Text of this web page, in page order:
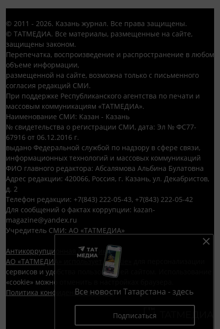
Все новости Татарстана - здесь
Подписаться
© 2011 - 2026. Казань журнал. Все права защищены.
© ТАТМЕДИА. Все материалы, размещенные на сайте,
защищены законом.
Перепечатка, воспроизведение и распространение в любом
объеме информации,
размещенной на сайте, возможна только с письменного
согласия редакций СМИ.
При поддержке Республиканского агентства по печати и
массовым коммуникациям «ТАТМЕДИА».
Наименование СМИ: Казан - Казань
№ свидетельства о регистрации СМИ, дата: Эл № ФС77-
67916 от 06.12.2016 г.
выдано Федеральной службой по надзору в сфере связи,
информационных технологий и массовых коммуникаций
ФИО главного редактора: Абсалямова Альбина Булатовна
Адрес редакции: 420066, Россия, г. Казань, ул. Декабристов,
д. 2
Телефон редакции: +7(843) 222-05-43, +7(843) 222-05-42
Для сообщений о фактах коррупции: kazan-
magazine@yandex.ru
Учредитель СМИ: АО «ТАТМЕДИА»
Антикоррупционная политика
АО «ТАТМЕДИА» использует «cookie»
сервисов и удобства пользователей сайтом. Использование
«cookie» можно отменить в настройках браузера.
Политика конфиденциальности